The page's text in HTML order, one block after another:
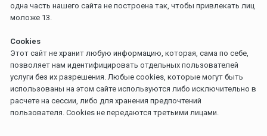
одна часть нашего сайта не построена так, чтобы привлекать лиц
моложе 13.
Cookies
Этот сайт не хранит любую информацию, которая, сама по себе,
позволяет нам идентифицировать отдельных пользователей
услуги без их разрешения. Любые cookies, которые могут быть
использованы на этом сайте используются либо исключительно в
расчете на сессии, либо для хранения предпочтений
пользователя. Cookies не передаются третьими лицами.